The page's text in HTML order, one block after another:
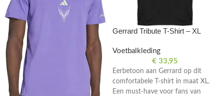
Gerrard Tribute T-Shirt – XL
Voetbalkleding
€ 33,95
Eerbetoon aan Gerrard op dit
comfortabele T-shirt in maat XL.
Een must-have voor fans van